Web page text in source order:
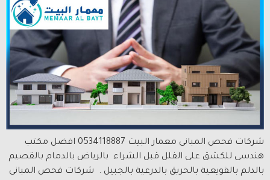
شركات فحص المبانى معمار البيت 0534118887 افضل مكتب
هندسى للكشق على الفلل قبل الشراء بالرياض بالدمام بالقصيم
بالدلم بالقويعية بالحريق بالدرعية بالجبيل . شركات فحص المبانى